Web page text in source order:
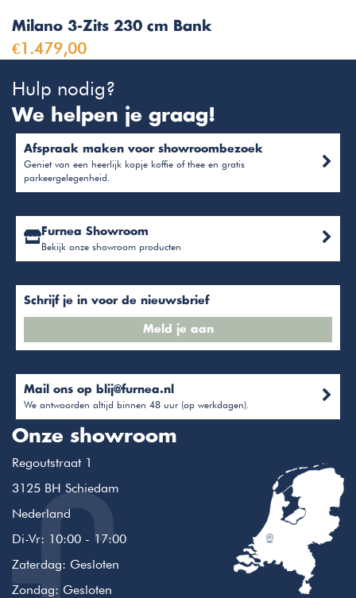
Milano 3-Zits 230 cm Bank
€1.479,00
Hulp nodig?
We helpen je graag!
Afspraak maken voor showroombezoek
Geniet van een heerlijk kopje koffie of thee en gratis
parkeergelegenheid.
Furnea Showroom
Bekijk onze showroom producten
Schrijf je in voor de nieuwsbrief
Meld je aan
Mail ons op blij@furnea.nl
We antwoorden altijd binnen 48 uur (op werkdagen).
Onze showroom
Regoutstraat 1
3125 BH Schiedam
Nederland
Di-Vr: 10:00 - 17:00
Zaterdag: Gesloten
Zondag: Gesloten